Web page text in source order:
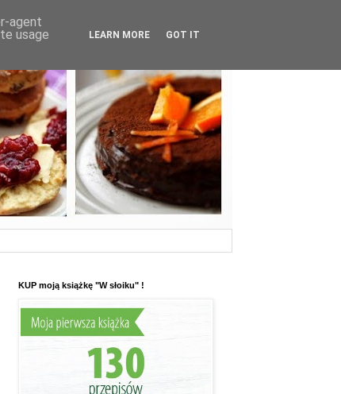
KUP moją książkę "W słoiku" !
agent
usage
LEARN MORE GOT IT